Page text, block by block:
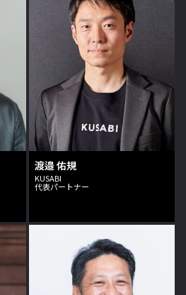
渡邉 佑規
KUSABI
代表パートナー